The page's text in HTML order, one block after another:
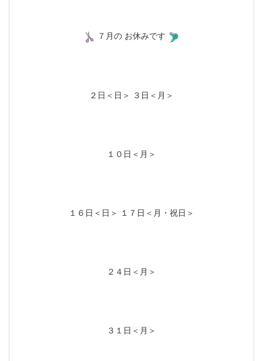
７月の お休みです
２日＜日＞ ３日＜月＞
１０日＜月＞
１６日＜日＞ １７日＜月・祝日＞
２４日＜月＞
３１日＜月＞